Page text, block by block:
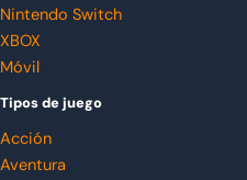
Nintendo Switch
XBOX
Móvil
Tipos de juego
Acción
Aventura